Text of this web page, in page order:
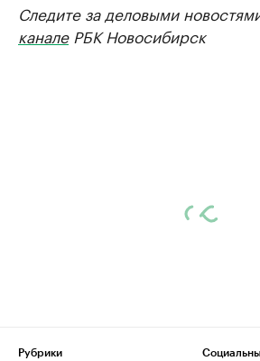
Следите за деловыми
каналеРБК Новосибирск
Рубрики